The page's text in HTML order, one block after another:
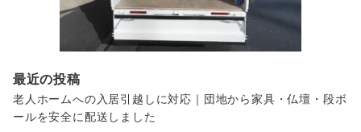
最近の投稿
老人ホームへの入居引越しに対応｜団地から家具・仏壇・段ボ
ールを安全に配送しました